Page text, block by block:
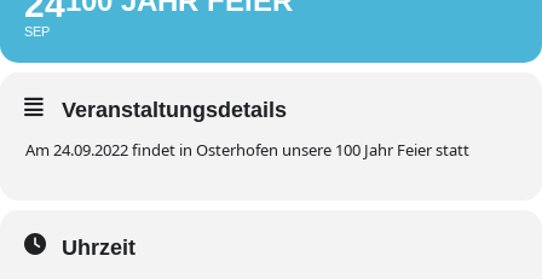
SEP
Veranstaltungsdetails
Am 24.09.2022 findet in Osterhofen unsere 100 Jahr Feier statt
Uhrzeit